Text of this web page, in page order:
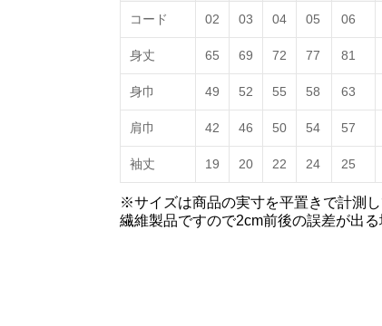
コード 02 03 04 05 06
身丈 65 69 72 77 81
身巾 49 52 55 58 63
肩巾 42 46 50 54 57
袖丈 19 20 22 24 25
※サイズは商品の実寸を平置きで計測し
繊維製品ですので2cm前後の誤差が出る